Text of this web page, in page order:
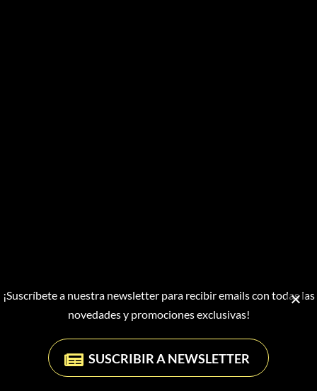
¡Suscríbete a nuestra newsletter para recibir emails con todas las
novedades y promociones exclusivas!
SUSCRIBIR A NEWSLETTER
Aquesta web utilitza cookies només per millorar la teva experiència
terrorífica...
Més informació